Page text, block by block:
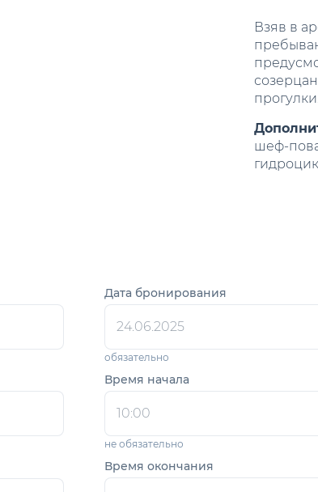
Взяв в
шеф-
Дата бронирования
обязательно
Время начала
не обязательно
Время окончания